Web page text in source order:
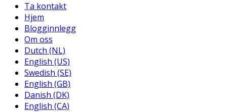
Ta kontakt
Hjem
Blogginnlegg
Om oss
Dutch (NL)
English (US)
Swedish (SE)
English (GB)
Danish (DK)
English (CA)